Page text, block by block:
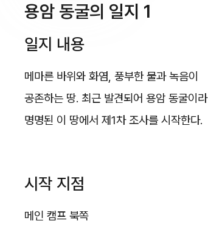
용암 동굴의 일지 1
일지 내용
메마른 바위와 화염, 풍부한 물과 녹음이
공존하는 땅. 최근 발견되어 용암 동굴이라
명명된 이 땅에서 제1차 조사를 시작한다.
시작 지점
메인 캠프 북쪽